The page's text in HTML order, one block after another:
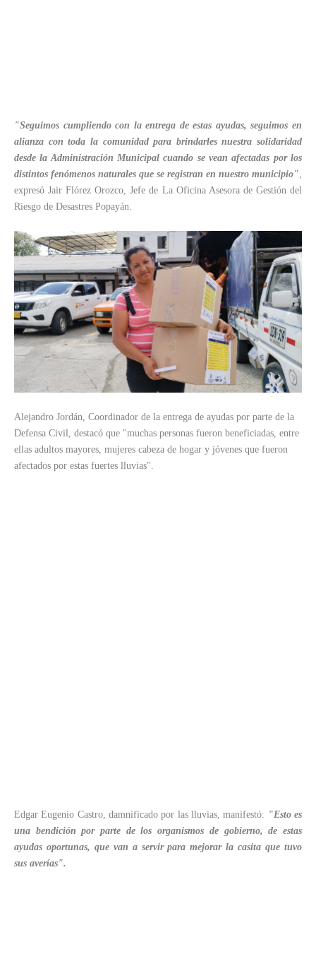
"Seguimos cumpliendo con la entrega de estas ayudas, seguimos en
alianza con toda la comunidad para brindarles nuestra solidaridad
desde la Administración Municipal cuando se vean afectadas por los
distintos fenómenos naturales que se registran en nuestro municipio"
expresó Jair Flórez Orozco, Jefe de La Oficina Asesora de Gestión del
Riesgo de Desastres Popayán.
Alejandro Jordán, Coordinador de la entrega de ayudas por parte de la
Defensa Civil, destacó que "muchas personas fueron beneficiadas, entre
ellas adultos mayores, mujeres cabeza de hogar y jóvenes que fueron
afectados por estas fuertes lluvias".
Edgar Eugenio Castro, damnificado por las lluvias, manifestó: "Esto es
una bendición por parte de los organismos de gobierno, de estas
ayudas oportunas, que van a servir para mejorar la casita que tuvo
sus averías".